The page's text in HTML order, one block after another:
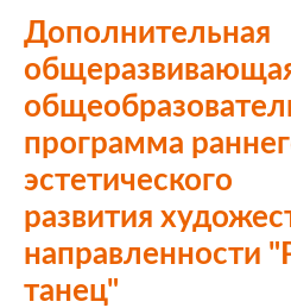
Дополнительная
программа
эстетического
развития
направленности
танец"